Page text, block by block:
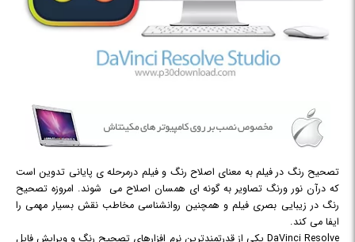
تصحیح رنگ در فیلم به معنای اصلاح رنگ و فیلم درمرحله ی پایانی تدوین است
که درآن نور ورنگ تصاویر به گونه ای همسان اصلاح می شوند. امروزه تصحیح
رنگ در زیبایی بصری فیلم و همچنین روانشناسی مخاطب نقش بسیار مهمی را
ایفا می کند.
DaVinci Resolve یکی از قدرتمندترین نرم افزارهای تصحیح رنگ و ویرایش فایل